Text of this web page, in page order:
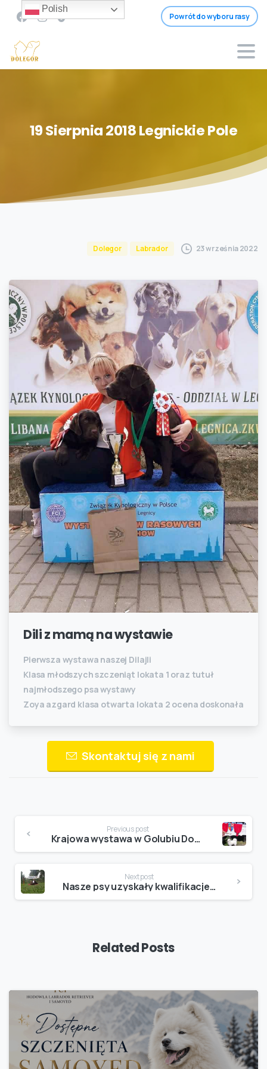
Powrót do wyboru rasy
19Sierpnia2018LegnickiePole
Dolegor Labrador 23 września 2022
Dili z mamą na wystawie
Pierwsza wystawa naszej Dilajli
Klasa młodszych szczeniąt lokata 1 oraz tutuł
najmłodszego psa wystawy
Zoya azgard klasa otwarta lokata 2 ocena doskonała
Skontaktuj się z nami
Reading
Previous post
Krajowa wystawa w Golubiu Dobrzyń
Next post
Nasze psy uzyskały kwalifikacje na psy do kynoterapii
Related Posts
Polish